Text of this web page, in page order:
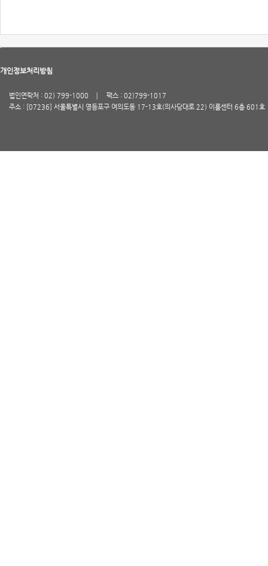
개인정보처리방침
법인연락처 : 02) 799-1000
팩스 : 02)799-1017
주소 : [07236] 서울특별시 영등포구 여의도동 17-13호(의사당대로 22) 이룸센터 6층 601호